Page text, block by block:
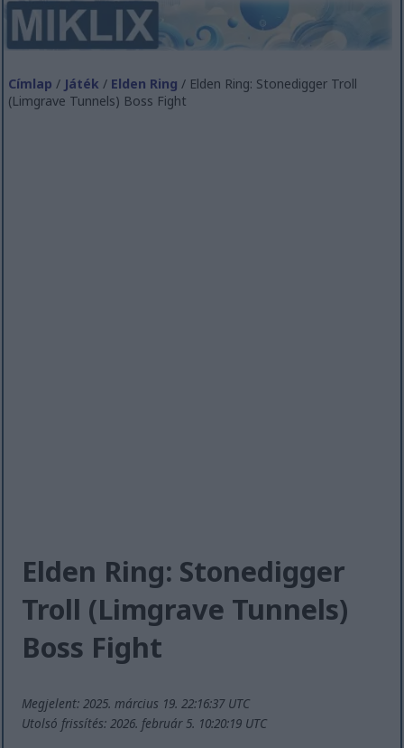
Címlap / Játék / Elden Ring / Elden Ring: Stonedigger Troll
(Limgrave Tunnels) Boss Fight
Elden Ring: Stonedigger
Troll (Limgrave Tunnels)
Boss Fight
Megjelent: 2025. március 19. 22:16:37 UTC
Utolsó frissítés: 2026. február 5. 10:20:19 UTC